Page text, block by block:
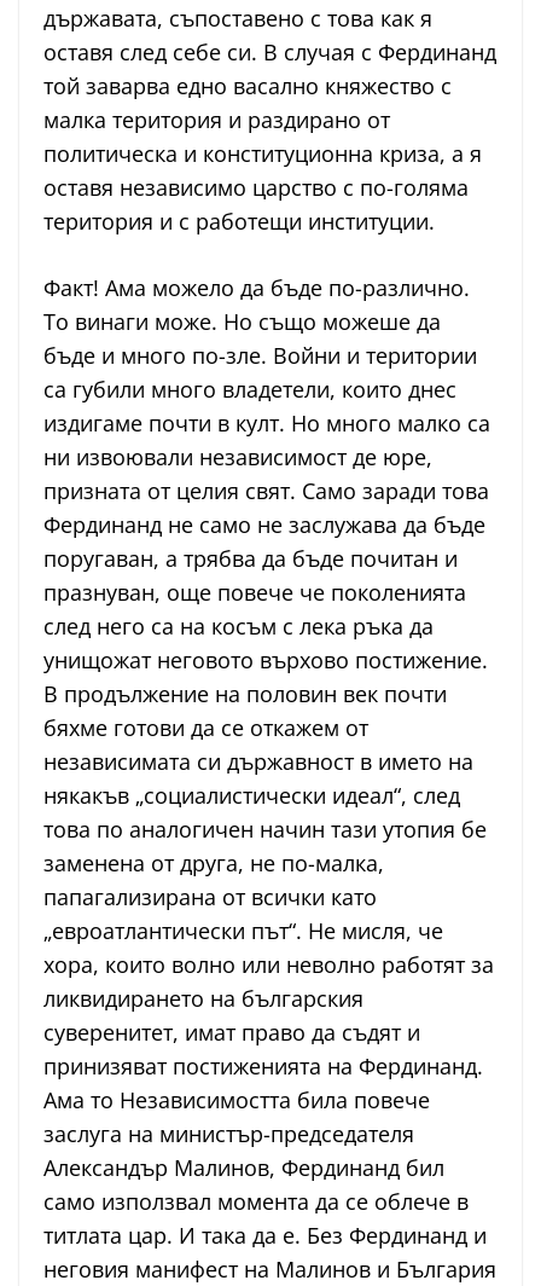
държавата, съпоставено с това как я
оставя след себе си. В случая с Фердинанд
той заварва едно васално княжество с
малка територия и раздирано от
политическа и конституционна криза, а я
оставя независимо царство с по-голяма
територия и с работещи институции.
Факт! Ама можело да бъде по-различно.
То винаги може. Но също можеше да
бъде и много по-зле. Войни и територии
са губили много владетели, които днес
издигаме почти в култ. Но много малко са
ни извоювали независимост де юре,
призната от целия свят. Само заради това
Фердинанд не само не заслужава да бъде
поругаван, а трябва да бъде почитан и
празнуван, още повече че поколенията
след него са на косъм с лека ръка да
унищожат неговото върхово постижение.
В продължение на половин век почти
бяхме готови да се откажем от
независимата си държавност в името на
някакъв „социалистически идеал“, след
това по аналогичен начин тази утопия бе
заменена от друга, не по-малка,
папагализирана от всички като
„евроатлантически път“. Не мисля, че
хора, които волно или неволно работят за
ликвидирането на българския
суверенитет, имат право да съдят и
принизяват постиженията на Фердинанд.
Ама то Независимостта била повече
заслуга на министър-председателя
Александър Малинов, Фердинанд бил
само използвал момента да се облече в
титлата цар. И така да е. Без Фердинанд и
неговия манифест на Малинов и България